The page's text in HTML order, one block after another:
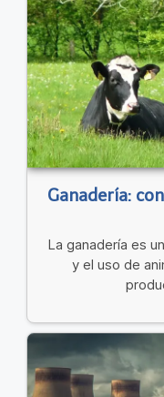
Ganadería:
La ganadería es
y el uso de